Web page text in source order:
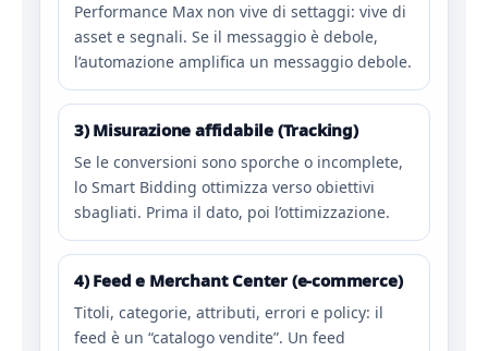
Performance Max non vive di settaggi: vive di
asset e segnali. Se il messaggio è debole,
l’automazione amplifica un messaggio debole.
3) Misurazione affidabile (Tracking)
Se le conversioni sono sporche o incomplete,
lo Smart Bidding ottimizza verso obiettivi
sbagliati. Prima il dato, poi l’ottimizzazione.
4) Feed e Merchant Center (e-commerce)
Titoli, categorie, attributi, errori e policy: il
feed è un “catalogo vendite”. Un feed